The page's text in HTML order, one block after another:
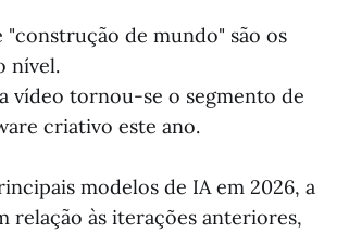
de mundo" são os
nível.
vídeo tornou-se o segmento de
criativo este ano.
modelos de IA em 2026, a
relação às iterações anteriores,